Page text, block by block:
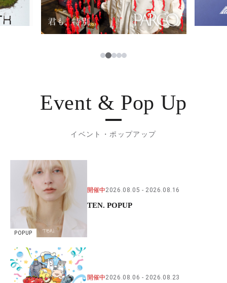
1234
Event & Pop Up
イベント・ポップアップ
POPUP
開催中2026.08.05 2026.08.16
TEN. POPUP
開催中2026.08.06 2026.08.23